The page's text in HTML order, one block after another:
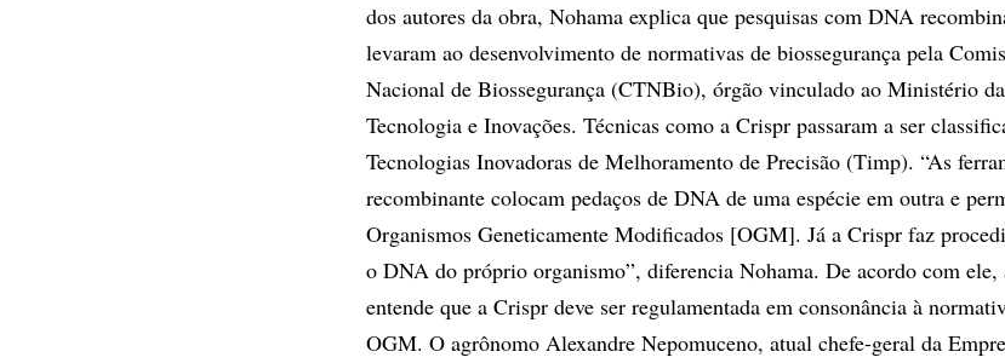
dos autores da obra, Nohama explica que pesquisas com DNA
levaram ao desenvolvimento de normativas de biossegurança pela
Nacional de Biossegurança (CTNBio), órgão vinculado ao Ministério
Tecnologia e Inovações. Técnicas como a Crispr passaram a ser
Tecnologias Inovadoras de Melhoramento de Precisão (Timp). “As
recombinante colocam pedaços de DNA de uma espécie em outra e
Organismos Geneticamente Modificados [OGM]. Já a Crispr faz
o DNA do próprio organismo”, diferencia Nohama. De acordo com ele,
entende que a Crispr deve ser regulamentada em consonância à
OGM. O agrônomo Alexandre Nepomuceno, atual chefe-geral da